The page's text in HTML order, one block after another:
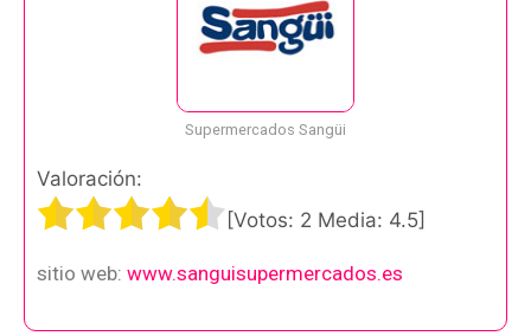
Supermercados Sangüi
Valoración:
[Votos: 2 Media: 4.5]
sitio web: www.sanguisupermercados.es